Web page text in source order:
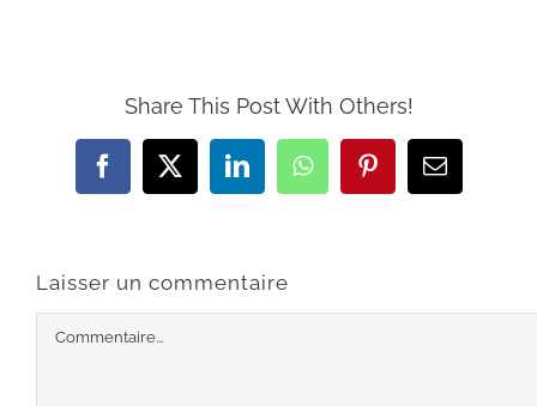
Share This Post With Others!
Facebook
X LinkedInWhatsAppPinterestEmail
Laisser un commentaire
Commentaire